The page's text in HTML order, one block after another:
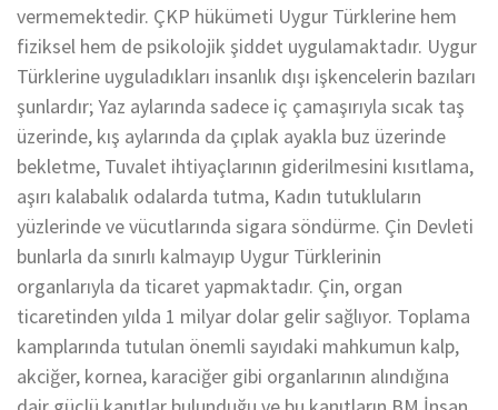
vermemektedir. ÇKP hükümeti Uygur Türklerine hem
fiziksel hem de psikolojik şiddet uygulamaktadır. Uygur
Türklerine uyguladıkları insanlık dışı işkencelerin bazıları
şunlardır; Yaz aylarında sadece iç çamaşırıyla sıcak taş
üzerinde, kış aylarında da çıplak ayakla buz üzerinde
bekletme, Tuvalet ihtiyaçlarının giderilmesini kısıtlama,
aşırı kalabalık odalarda tutma, Kadın tutukluların
yüzlerinde ve vücutlarında sigara söndürme. Çin Devleti
bunlarla da sınırlı kalmayıp Uygur Türklerinin
organlarıyla da ticaret yapmaktadır. Çin, organ
ticaretinden yılda 1 milyar dolar gelir sağlıyor. Toplama
kamplarında tutulan önemli sayıdaki mahkumun kalp,
akciğer, kornea, karaciğer gibi organlarının alındığına